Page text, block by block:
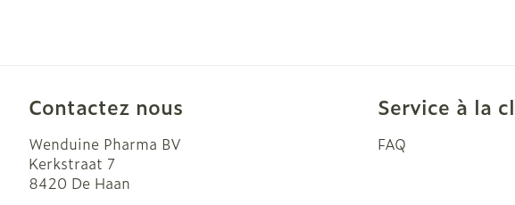
Contactez nous
Wenduine Pharma BV
Kerkstraat 7
8420 De Haan
Service à la
FAQ